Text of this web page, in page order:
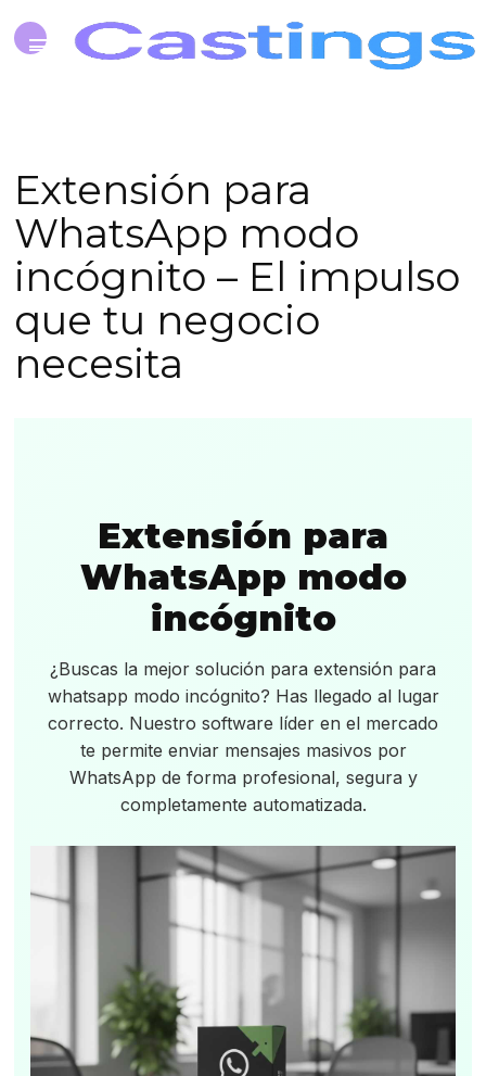
Extensión para
WhatsApp modo
incógnito – El impulso
que tu negocio
necesita
Extensión para
WhatsApp modo
incógnito
¿Buscas la mejor solución para extensión para
whatsapp modo incógnito? Has llegado al lugar
correcto. Nuestro software líder en el mercado
te permite enviar mensajes masivos por
WhatsApp de forma profesional, segura y
completamente automatizada.